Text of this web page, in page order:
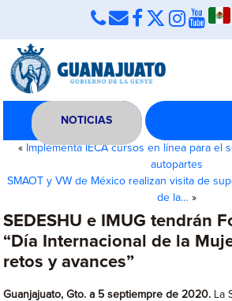
NOTICIAS
« Implementa IECA cursos en línea para el
autopartes
SMAOT y VW de México realizan visita de
de la… »
SEDESHU e IMUG tendrán
“Día Internacional de la
retos y avances”
Guanjajuato, Gto. a 5 septiempre de 2020. La